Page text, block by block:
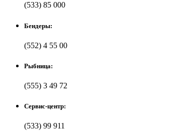
(533) 85 000
Бендеры:
(552) 4 55 00
Рыбница:
(555) 3 49 72
Сервис-центр:
(533) 99 911